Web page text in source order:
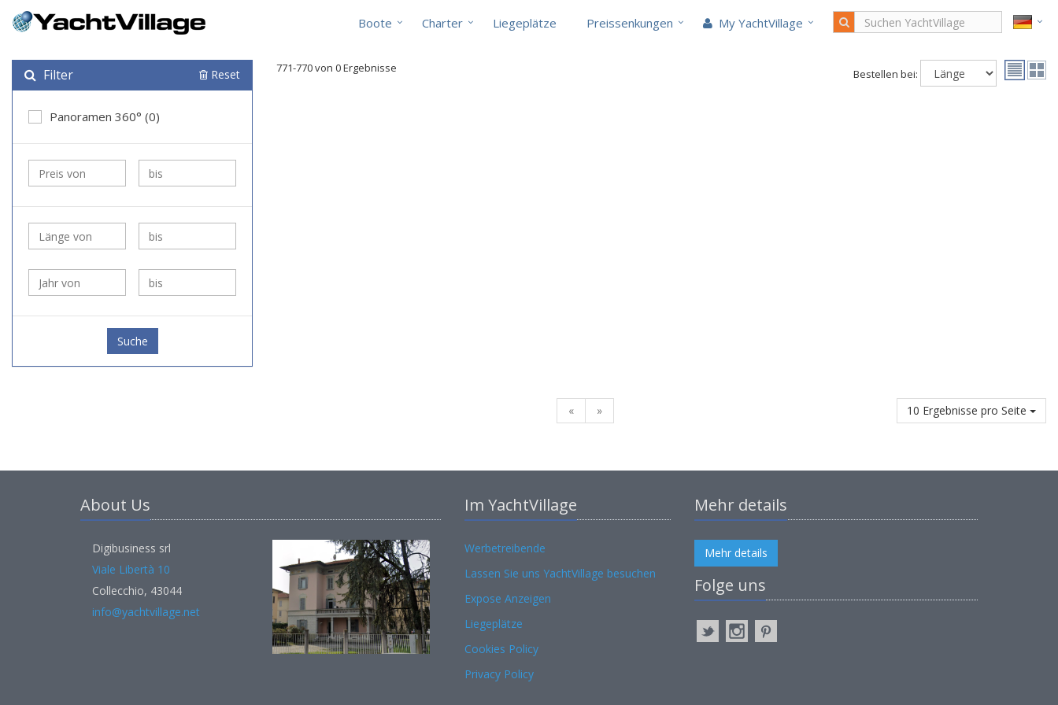
Boote Charter Liegeplätze Preissenkungen My YachtVillage
Filter Reset
Panoramen 360° (0)
Suche
771-770 von 0 Ergebnisse Bestellen bei:
« » 10 Ergebnisse pro Seite
About Us
Digibusiness srl
Viale Libertà 10
Collecchio, 43044
info@yachtvillage.net
Im YachtVillage
Werbetreibende
Lassen Sie uns YachtVillage besuchen
Expose Anzeigen
Liegeplätze
Cookies Policy
Privacy Policy
Mehr details
Mehr details
Folge uns